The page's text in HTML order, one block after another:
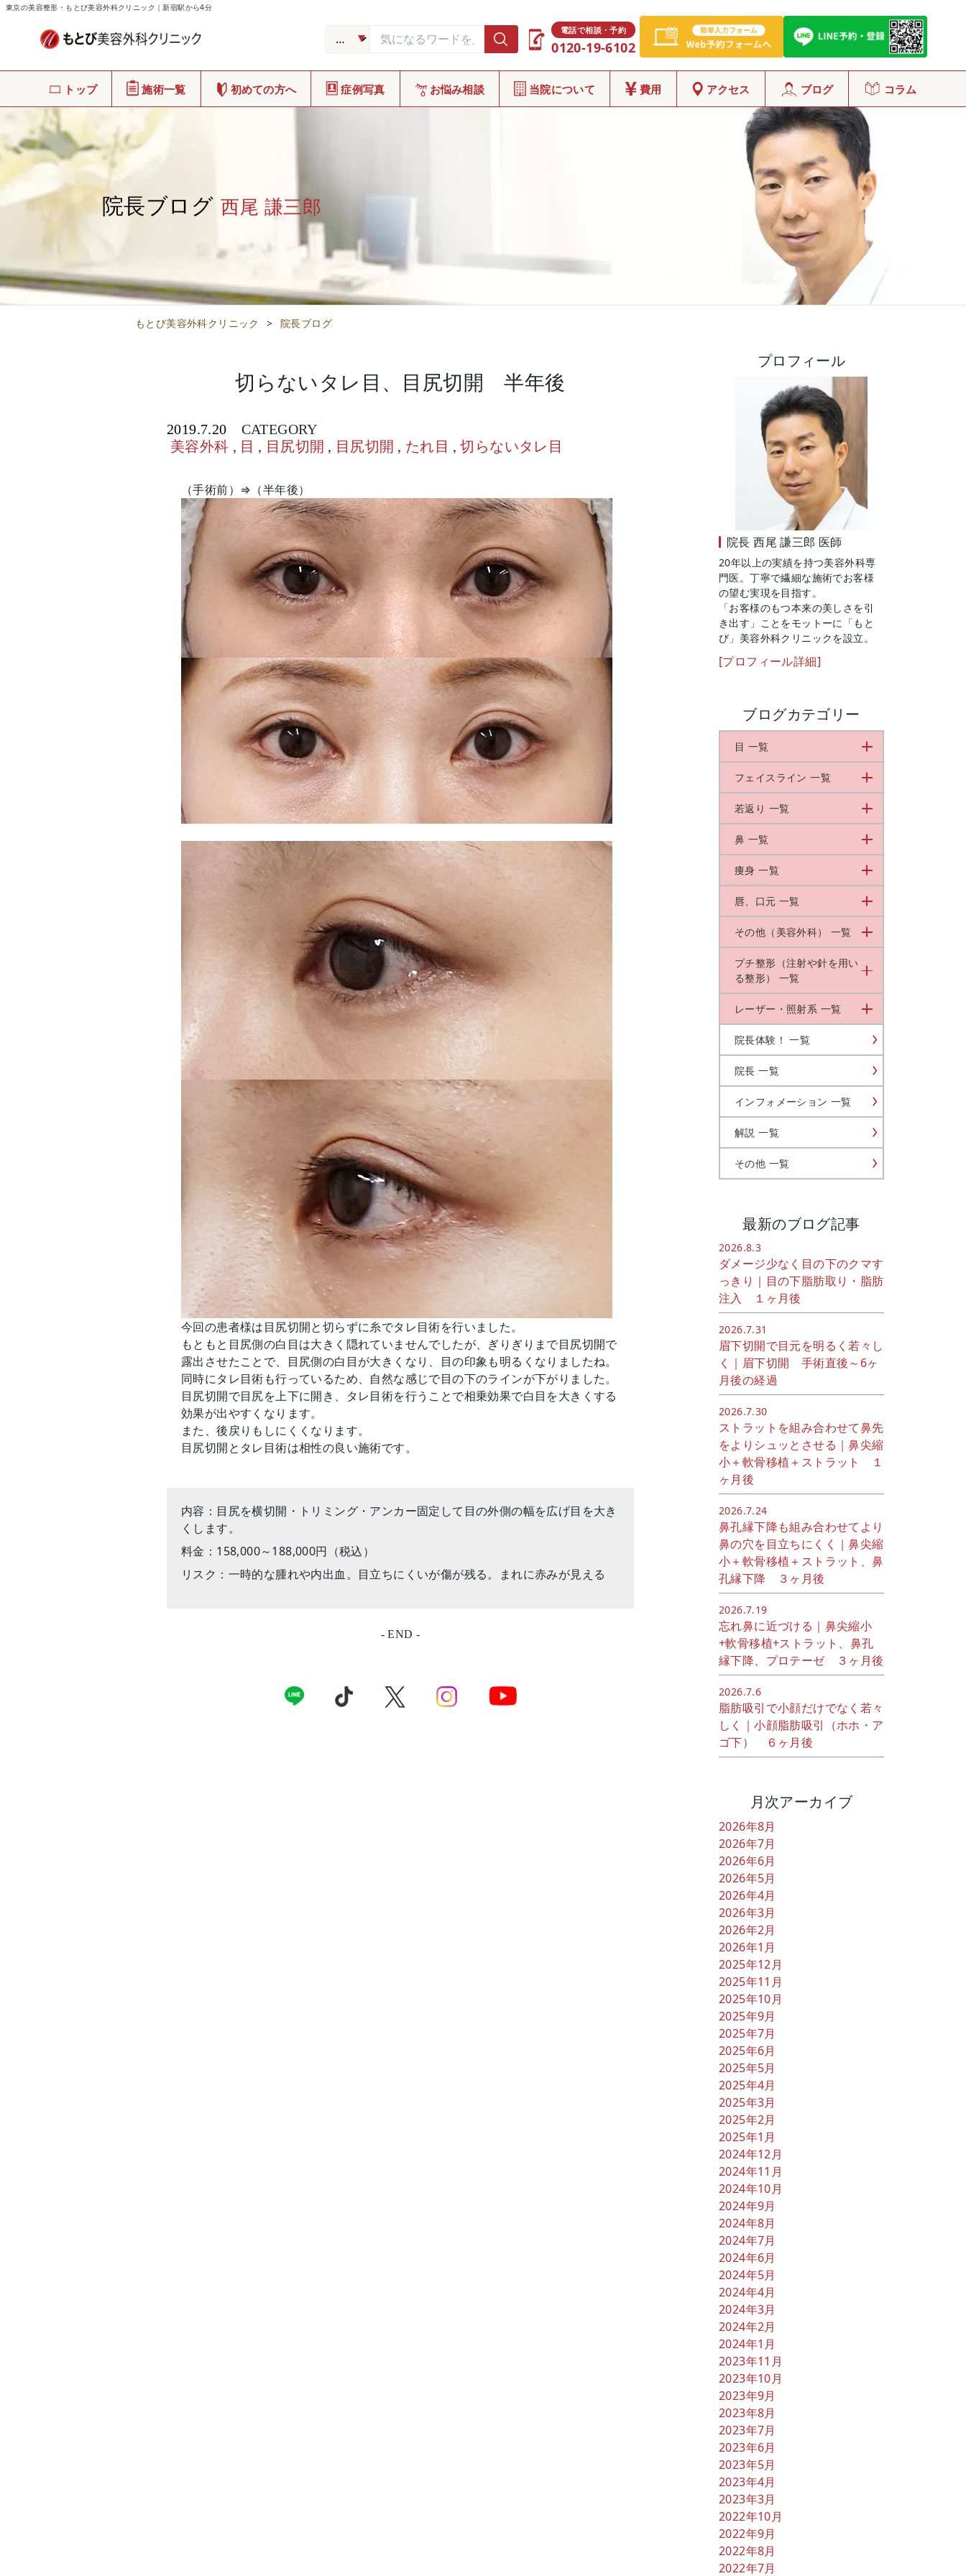
東京の美容整形・もとび美容外科クリニック｜新宿駅から4分
電話で相談・予約
0120-19-6102
トップ 施術一覧 初めての方へ 症例写真 お悩み相談 当院について 費用 アクセス ブログ コラム
院長ブログ 西尾 謙三郎
もとび美容外科クリニック > 院長ブログ
切らないタレ目、目尻切開 半年後
2019.7.20
CATEGORY
美容外科 , 目 , 目尻切開 , 目尻切開 , たれ目 , 切らないタレ目
（手術前）⇒（半年後）
今回の患者様は目尻切開と切らずに糸でタレ目術を行いました。
もともと目尻側の白目は大きく隠れていませんでしたが、ぎりぎりまで目尻切開で
露出させたことで、目尻側の白目が大きくなり、目の印象も明るくなりましたね。
同時にタレ目術も行っているため、自然な感じで目の下のラインが下がりました。
目尻切開で目尻を上下に開き、タレ目術を行うことで相乗効果で白目を大きくする
効果が出やすくなります。
また、後戻りもしにくくなります。
目尻切開とタレ目術は相性の良い施術です。
内容：目尻を横切開・トリミング・アンカー固定して目の外側の幅を広げ目を大き
くします。
料金：158,000～188,000円（税込）
リスク：一時的な腫れや内出血。目立ちにくいが傷が残る。まれに赤みが見える
- END -
プロフィール
院長 西尾 謙三郎 医師
20年以上の実績を持つ美容外科専
門医。丁寧で繊細な施術でお客様
の望む実現を目指す。
「お客様のもつ本来の美しさを引
き出す」ことをモットーに「もと
び」美容外科クリニックを設立。
[プロフィール詳細]
ブログカテゴリー
目 一覧
フェイスライン 一覧
若返り 一覧
鼻 一覧
痩身 一覧
唇、口元 一覧
その他（美容外科） 一覧
プチ整形（注射や針を用い
る整形） 一覧
レーザー・照射系 一覧
院長体験！ 一覧
院長 一覧
インフォメーション 一覧
解説 一覧
その他 一覧
最新のブログ記事
2026.8.3
ダメージ少なく目の下のクマす
っきり｜目の下脂肪取り・脂肪
注入 １ヶ月後
2026.7.31
眉下切開で目元を明るく若々し
く｜眉下切開 手術直後～6ヶ
月後の経過
2026.7.30
ストラットを組み合わせて鼻先
をよりシュッとさせる｜鼻尖縮
小＋軟骨移植＋ストラット １
ヶ月後
2026.7.24
鼻孔縁下降も組み合わせてより
鼻の穴を目立ちにくく｜鼻尖縮
小＋軟骨移植＋ストラット、鼻
孔縁下降 ３ヶ月後
2026.7.19
忘れ鼻に近づける｜鼻尖縮小
+軟骨移植+ストラット、鼻孔
縁下降、プロテーゼ ３ヶ月後
2026.7.6
脂肪吸引で小顔だけでなく若々
しく｜小顔脂肪吸引（ホホ・ア
ゴ下） ６ヶ月後
月次アーカイブ
2026年8月
2026年7月
2026年6月
2026年5月
2026年4月
2026年3月
2026年2月
2026年1月
2025年12月
2025年11月
2025年10月
2025年9月
2025年7月
2025年6月
2025年5月
2025年4月
2025年3月
2025年2月
2025年1月
2024年12月
2024年11月
2024年10月
2024年9月
2024年8月
2024年7月
2024年6月
2024年5月
2024年4月
2024年3月
2024年2月
2024年1月
2023年11月
2023年10月
2023年9月
2023年8月
2023年7月
2023年6月
2023年5月
2023年4月
2023年3月
2022年10月
2022年9月
2022年8月
2022年7月